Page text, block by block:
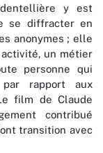
y est
se diffracter en
anonymes ; elle
activité, un métier
personne qui
rapport aux
film de Claude
contribué
transition avec